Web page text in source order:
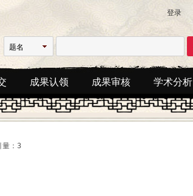
登录
题名
成果认领 成果审核 学术分析
量：3